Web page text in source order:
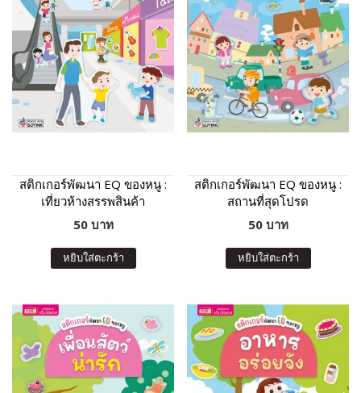
สติกเกอร์พัฒนา EQ ของหนู :
เที่ยวห้างสรรพสินค้า
50 บาท
หยิบใส่ตะกร้า
สติกเกอร์พัฒนา EQ ของหนู :
สถานที่สุดโปรด
50 บาท
หยิบใส่ตะกร้า